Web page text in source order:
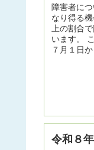
障害者に
なり得る
上の割合
います。
７月１日
令和８